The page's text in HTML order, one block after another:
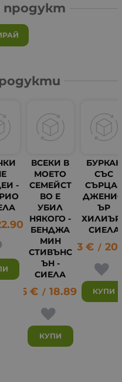
-
лв.
ВСЕКИ В
МОЕТО
СЕМЕЙСТ
ВО Е
УБИЛ
НЯКОГО -
БЕНДЖА
МИН
СТИВЪНС
ЪН -
СИЕЛА
9.66 € / 18.89 лв.
КУПИ
БУРКАН
СЪС
СЪРЦА
ЪР
ХИЛИЪР
СИЕЛА
10.23 € /
КУПИ